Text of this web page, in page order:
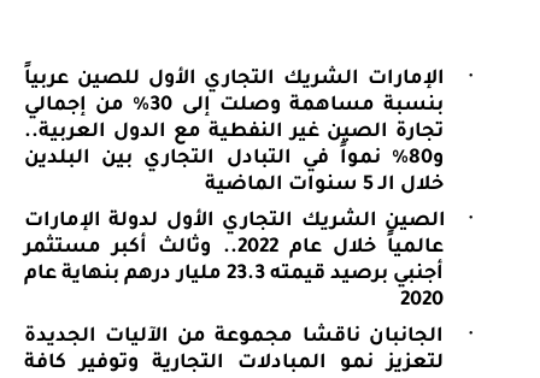
·
الإمارات الشريك التجاري الأول للصين عربياً
بنسبة مساهمة وصلت إلى 30% من إجمالي
تجارة الصين غير النفطية مع الدول العربية..
و80% نمواً في التبادل التجاري بين البلدين
خلال الـ 5 سنوات الماضية
·
الصين الشريك التجاري الأول لدولة الإمارات
عالمياً خلال عام 2022.. وثالث أكبر مستثمر
أجنبي برصيد قيمته 23.3 مليار درهم بنهاية عام
2020
·
الجانبان ناقشا مجموعة من الآليات الجديدة
لتعزيز نمو المبادلات التجارية وتوفير كافة